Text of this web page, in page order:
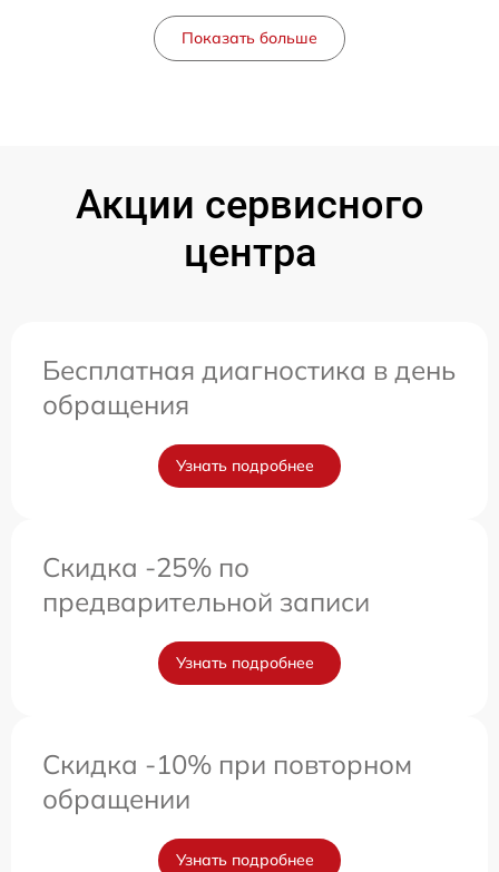
Показать больше
Акции сервисного
центра
Бесплатная диагностика в день
обращения
Узнать подробнее
Скидка -25% по
предварительной записи
Узнать подробнее
Скидка -10% при повторном
обращении
Узнать подробнее